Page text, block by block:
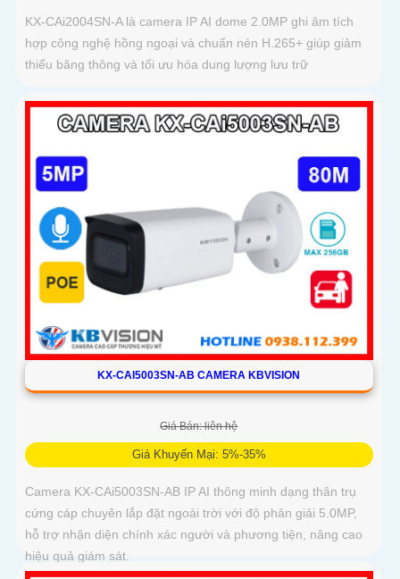
KX-CAi2004SN-A là camera IP AI dome 2.0MP ghi âm tích
hợp công nghệ hồng ngoại và chuẩn nén H.265+ giúp giảm
thiểu băng thông và tối ưu hóa dung lượng lưu trữ
KX-CAI5003SN-AB CAMERA KBVISION
Giá Bán: liên hệ
Giá Khuyến Mại: 5%-35%
Camera KX-CAi5003SN-AB IP AI thông minh dạng thân trụ
cứng cáp chuyên lắp đặt ngoài trời với độ phân giải 5.0MP,
hỗ trợ nhận diện chính xác người và phương tiện, nâng cao
hiệu quả giám sát.